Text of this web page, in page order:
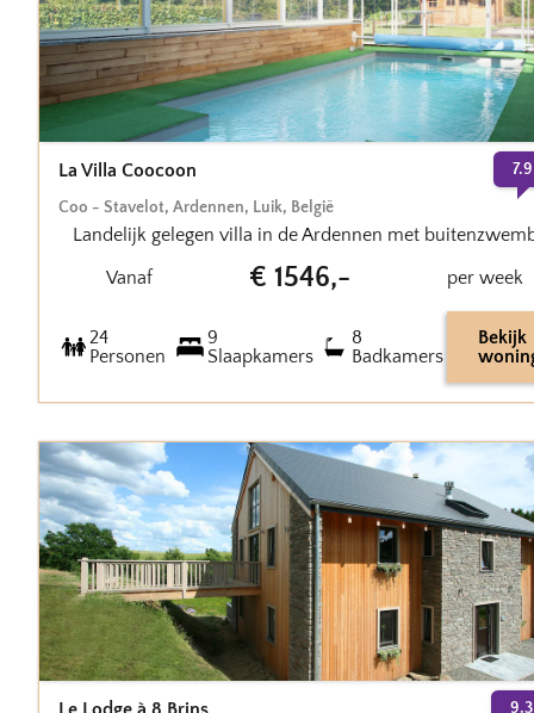
La Villa Coocoon
Coo - Stavelot, Ardennen, Luik, België
7.9
Landelijk gelegen villa in de Ardennen met
Vanaf
€ 1546,- per week
24
Personen
9
Slaapkamers
8
Badkamers
Bekijk
9.3